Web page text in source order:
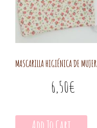
MASCARILLA HIGIÉNICA DE MUJER
6,50€
Add To Cart